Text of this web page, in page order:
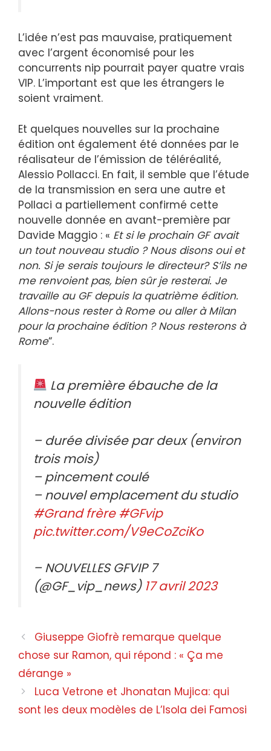
L’idée n’est pas mauvaise, pratiquement
avec l’argent économisé pour les
concurrents nip pourrait payer quatre vrais
VIP. L’important est que les étrangers le
soient vraiment.
Et quelques nouvelles sur la prochaine
édition ont également été données par le
réalisateur de l’émission de téléréalité,
Alessio Pollacci. En fait, il semble que l’étude
de la transmission en sera une autre et
Pollaci a partiellement confirmé cette
nouvelle donnée en avant-première par
Davide Maggio : « Et si le prochain GF avait
un tout nouveau studio ? Nous disons oui et
non. Si je serais toujours le directeur? S’ils ne
me renvoient pas, bien sûr je resterai. Je
travaille au GF depuis la quatrième édition.
Allons-nous rester à Rome ou aller à Milan
pour la prochaine édition ? Nous resterons à
Rome“.
La première ébauche de la
nouvelle édition
– durée divisée par deux (environ
trois mois)
– pincement coulé
– nouvel emplacement du studio
#Grand frère #GFvip
pic.twitter.com/V9eCoZciKo
– NOUVELLES GFVIP 7
(@GF_vip_news) 17 avril 2023
Navigation
des
articles
Giuseppe Giofrè remarque quelque
chose sur Ramon, qui répond : « Ça me
dérange »
Luca Vetrone et Jhonatan Mujica: qui
sont les deux modèles de L’Isola dei Famosi